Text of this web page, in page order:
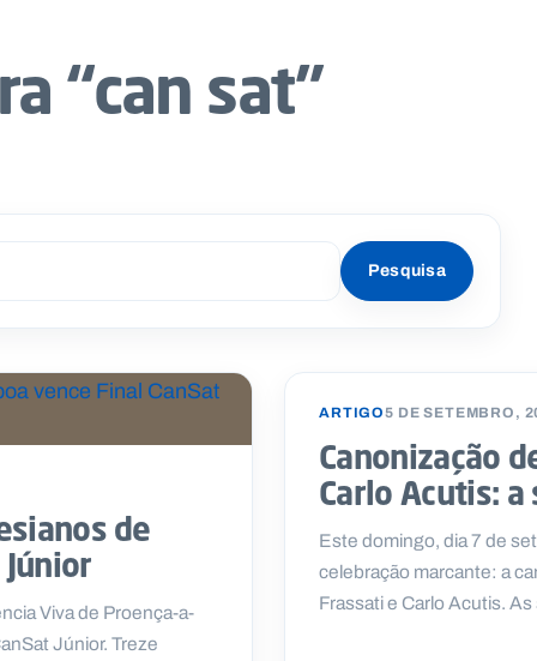
“can sat”
de
Viva de Proença-a-
Júnior. Treze
ARTIGO5 DE SETEMBRO,
Canonização
Carlo Acutis:
Este domingo, dia 7 de
celebração marcante: a
Frassati e Carlo Acutis.